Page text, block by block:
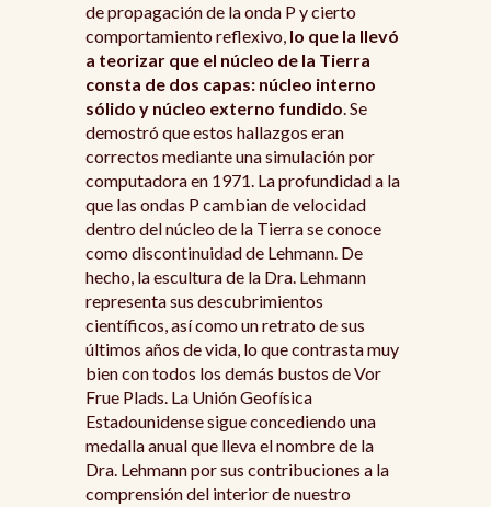
de propagación de la onda P y cierto
comportamiento reflexivo, lo que la llevó
a teorizar que el núcleo de la Tierra
consta de dos capas: núcleo interno
sólido y núcleo externo fundido. Se
demostró que estos hallazgos eran
correctos mediante una simulación por
computadora en 1971. La profundidad a la
que las ondas P cambian de velocidad
dentro del núcleo de la Tierra se conoce
como discontinuidad de Lehmann. De
hecho, la escultura de la Dra. Lehmann
representa sus descubrimientos
científicos, así como un retrato de sus
últimos años de vida, lo que contrasta muy
bien con todos los demás bustos de Vor
Frue Plads. La Unión Geofísica
Estadounidense sigue concediendo una
medalla anual que lleva el nombre de la
Dra. Lehmann por sus contribuciones a la
comprensión del interior de nuestro